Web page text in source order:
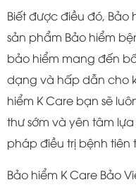
Biết được điều đó, Bảo
sản phẩm Bảo hiểm
bảo hiểm mang đến
dạng và hấp dẫn cho
hiểm K Care bạn sẽ
thư sớm và yên tâm
pháp điều trị bệnh tiên
Bảo hiểm K Care Bảo